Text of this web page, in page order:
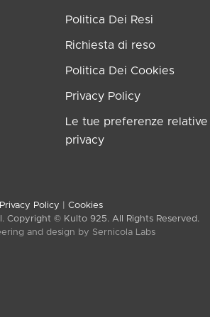
Politica Dei Resi
Richiesta di reso
Politica Dei Cookies
Privacy Policy
Le tue preferenze relative
privacy
Privacy Policy
Cookies
Copyright © Kulto 925. All Rights Reserved.
and design by Sernicola Labs